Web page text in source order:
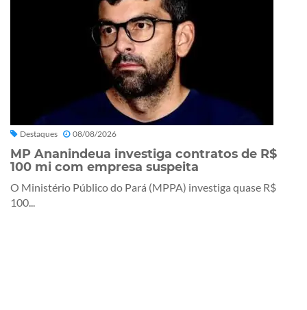
Destaques 08/08/2026
MP Ananindeua investiga contratos de R$
100 mi com empresa suspeita
O Ministério Público do Pará (MPPA) investiga quase R$
100...